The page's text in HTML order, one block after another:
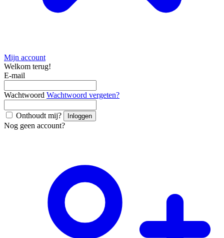
Mijn account
Welkom terug!
E-mail
Wachtwoord Wachtwoord vergeten?
Onthoudt mij? Inloggen
Nog geen account?